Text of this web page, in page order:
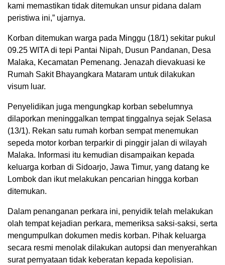
kami memastikan tidak ditemukan unsur pidana dalam
peristiwa ini,” ujarnya.
Korban ditemukan warga pada Minggu (18/1) sekitar pukul
09.25 WITA di tepi Pantai Nipah, Dusun Pandanan, Desa
Malaka, Kecamatan Pemenang. Jenazah dievakuasi ke
Rumah Sakit Bhayangkara Mataram untuk dilakukan
visum luar.
Penyelidikan juga mengungkap korban sebelumnya
dilaporkan meninggalkan tempat tinggalnya sejak Selasa
(13/1). Rekan satu rumah korban sempat menemukan
sepeda motor korban terparkir di pinggir jalan di wilayah
Malaka. Informasi itu kemudian disampaikan kepada
keluarga korban di Sidoarjo, Jawa Timur, yang datang ke
Lombok dan ikut melakukan pencarian hingga korban
ditemukan.
Dalam penanganan perkara ini, penyidik telah melakukan
olah tempat kejadian perkara, memeriksa saksi-saksi, serta
mengumpulkan dokumen medis korban. Pihak keluarga
secara resmi menolak dilakukan autopsi dan menyerahkan
surat pernyataan tidak keberatan kepada kepolisian.